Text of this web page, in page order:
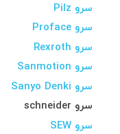
سرو Pilz
سرو Proface
سرو Rexroth
سرو Sanmotion
سرو Sanyo Denki
سرو schneider
سرو SEW